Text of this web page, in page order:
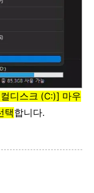
디스크 (C:)] 마우
택합니다.